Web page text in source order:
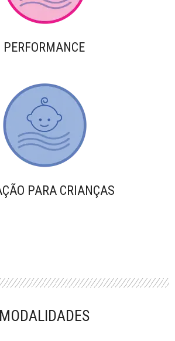
PERFORMANCE
PARA CRIANÇAS
MODALIDADES